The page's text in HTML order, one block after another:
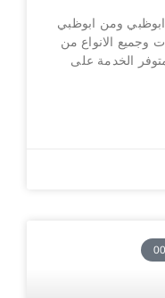
ومن ابوظبي
وجميع الانواع من
الخدمة على